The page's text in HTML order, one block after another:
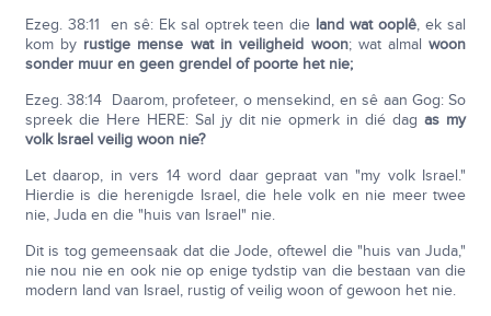
Ezeg. 38:11 en sê: Ek sal optrek teen die land wat ooplê, ek sal
kom byrustige mense wat in veiligheid woon; wat almalwoon
sonder muur en geen grendel of poorte het nie;
Ezeg. 38:14 Daarom, profeteer, o mensekind, en sê aan Gog: So
spreek die Here HERE: Sal jy dit nie opmerk in dié dagas my
volk Israel veilig woon nie?
Let daarop, in vers 14 word daar gepraat van "my volk Israel."
Hierdie is die herenigde Israel, die hele volk en nie meer twee
nie, Juda en die "huis van Israel" nie.
Dit is tog gemeensaak dat die Jode, oftewel die "huis van Juda,"
nie nou nie en ook nie op enige tydstip van die bestaan van die
modern land van Israel, rustig of veilig woon of gewoon het nie.